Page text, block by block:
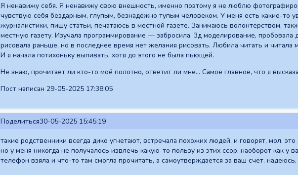
Я ненавижу себя. Я ненавижу свою внешность, именно поэтому я не люблю
чувствую себя бездарным, глупым, безнадёжно тупым человеком. У меня есть какие-то
журналистики, пишу статьи, печатаюсь в местной газете. Занимаюсь волонтёрством,
местную газету. Изучала программирование — забросила, 3д моделирование,
рисовала раньше, но в последнее время нет желания рисовать. Любила читать и читала
И я начала потихоньку выпивать, хотя до этого не была пьющей.
Не знаю, прочитает ли кто-то моё полотно, ответит ли мне... Самое главное, что я
Пост написан 29-05-2025 17:38:05
Поделиться30-05-2025 15:45:19
такие родственники всегда дико угнетают, встречала похожих людей. и говорят, мол,
но у меня никогда не получалось извлечь какую-то пользу из этих ссор. наоборот как у
телефон взяла и что-то там смогла прочитать, а самоутверждается за ваш счёт.